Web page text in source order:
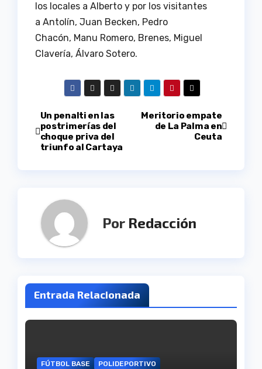
los locales a Alberto y por los visitantes
a Antolín, Juan Becken, Pedro
Chacón, Manu Romero, Brenes, Miguel
Clavería, Álvaro Sotero.
Navegación
de
Meritorio empate
de La Palma en
Ceuta
Un penalti en las
postrimerías del
choque priva del
triunfo al Cartaya
Por Redacción
Entrada Relacionada
FÚTBOL BASE POLIDEPORTIVO